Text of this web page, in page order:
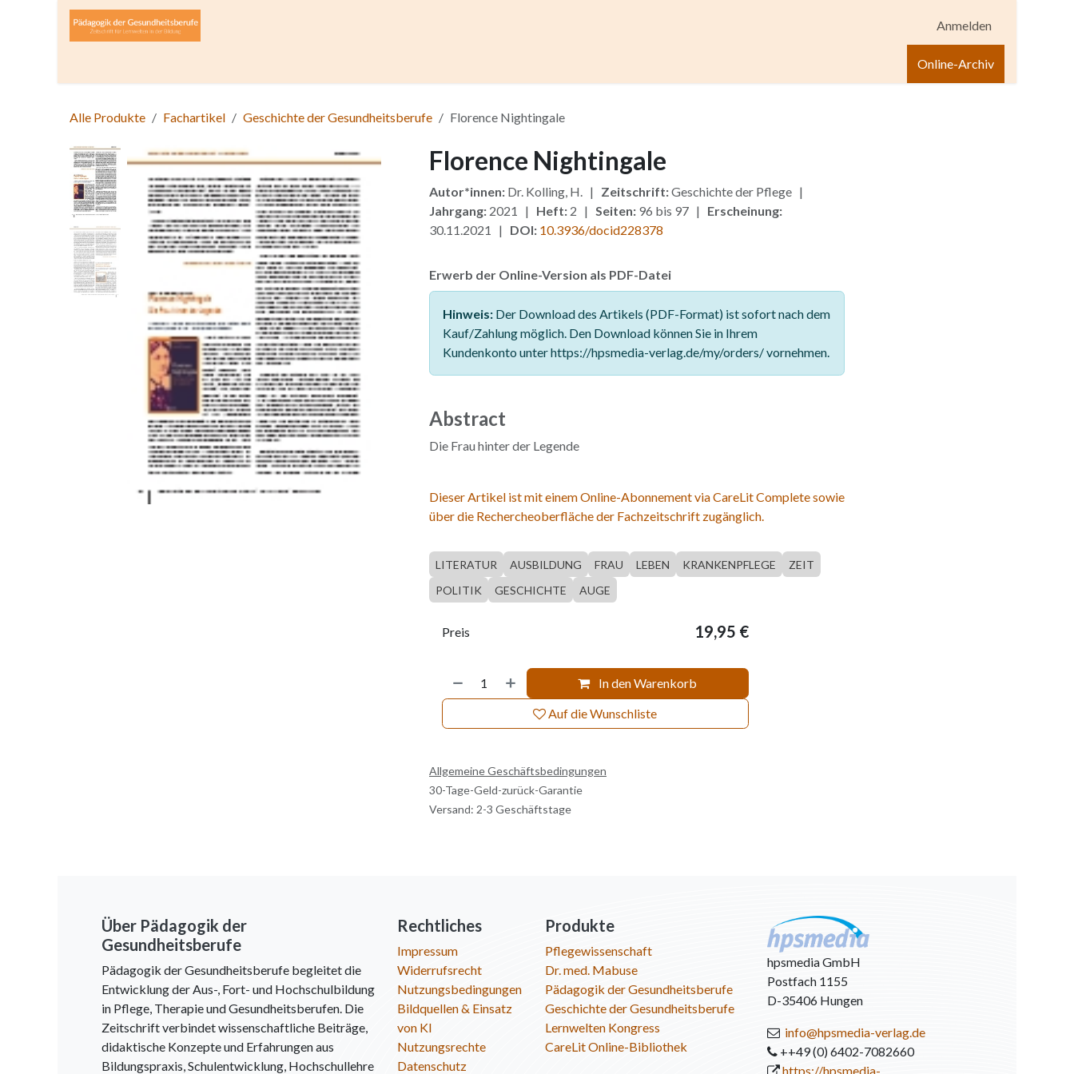
Zum Inhalt springen
Anmelden
Online-Archiv
Alle Produkte Fachartikel Geschichte der Gesundheitsberufe Florence Nightingale
Florence Nightingale
Autor*innen:Dr. Kolling, H. | Zeitschrift:Geschichte der Pflege |
Jahrgang:2021 | Heft:2 | Seiten:96 bis 97 | Erscheinung:
30.11.2021 | DOI: 10.3936/docid228378
Erwerb der Online-Version als PDF-Datei
Hinweis:Der Download des Artikels (PDF-Format) ist sofort nach dem
Kauf/Zahlung möglich. Den Download können Sie in Ihrem
Kundenkonto unter https://hpsmedia-verlag.de/my/orders/ vornehmen.
Abstract
Die Frau hinter der Legende
Dieser Artikel ist mit einem Online-Abonnement via CareLit Complete sowie
über die Rechercheoberfläche der Fachzeitschrift zugänglich.
LITERATUR AUSBILDUNG FRAU LEBEN KRANKENPFLEGE
ZEIT
POLITIK
GESCHICHTE AUGE
In den Warenkorb
Auf die Wunschliste
Preis 19,95 €
Allgemeine Geschäftsbedingungen
30-Tage-Geld-zurück-Garantie
Versand: 2-3 Geschäftstage
Über Pädagogik der
Gesundheitsberufe
Pädagogik der Gesundheitsberufe begleitet die
Entwicklung der Aus-, Fort- und Hochschulbildung
in Pflege, Therapie und Gesundheitsberufen. Die
Zeitschrift verbindet wissenschaftliche Beiträge,
didaktische Konzepte und Erfahrungen aus
Bildungspraxis, Schulentwicklung, Hochschullehre
Rechtliches
Impressum
Widerrufsrecht
Nutzungsbedingungen
Bildquellen & Einsatz
von KI
Nutzungsrechte
Datenschutz
Produkte
Pflegewissenschaft
Dr. med. Mabuse
Pädagogik der Gesundheitsberufe
Geschichte der Gesundheitsberufe
Lernwelten Kongress
CareLit Online-Bibliothek
hpsmedia GmbH
Postfach 1155
D-35406 Hungen
info@hpsmedia-verlag.de
++49 (0) 6402-7082660
https://hpsmedia-